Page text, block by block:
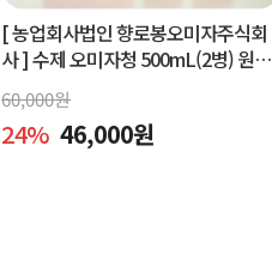
[ 농업회사법인 향로봉오미자주식회
사 ]수제 오미자청 500mL(2병) 원액
엑기스l[주연네 오미자]
60,000원
24% 46,000원